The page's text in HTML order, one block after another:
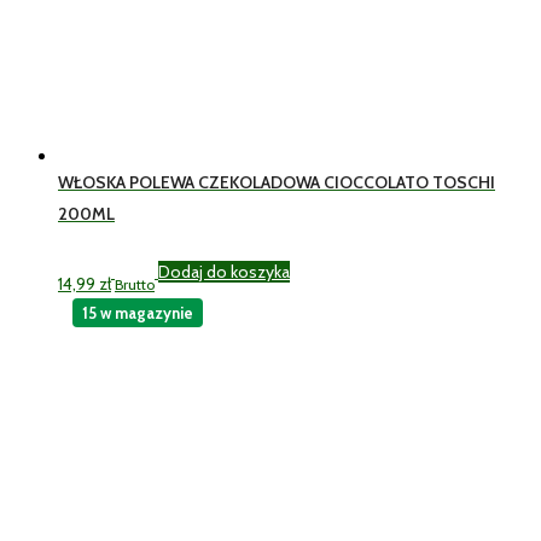
WŁOSKA POLEWA CZEKOLADOWA CIOCCOLATO TOSCHI
200ML
14,99 zł Brutto
Dodaj do koszyka
15 w magazynie